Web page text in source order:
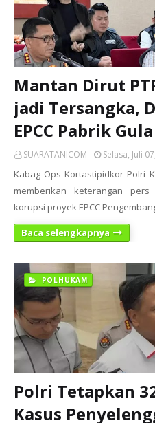
Mantan Dirut
jadi Tersangka,
EPCC Pabrik
SUARATANICOM Selasa, Juli
Kabag Ops Kortastipidkor Polri
memberikan keterangan
korupsi proyek EPCC
Baca selengkapnya
POLHUKAM
Polri Tetapkan
Kasus